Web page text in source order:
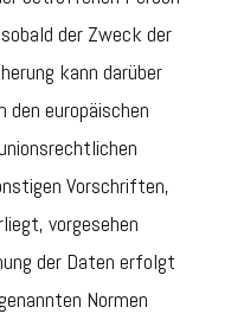
der Zweck der
kann darüber
den europäischen
Vorschriften,
vorgesehen
der Daten erfolgt
Normen